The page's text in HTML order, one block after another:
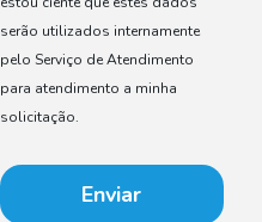
serão utilizados internamente
pelo Serviço de Atendimento
para atendimento a minha
solicitação.
Enviar